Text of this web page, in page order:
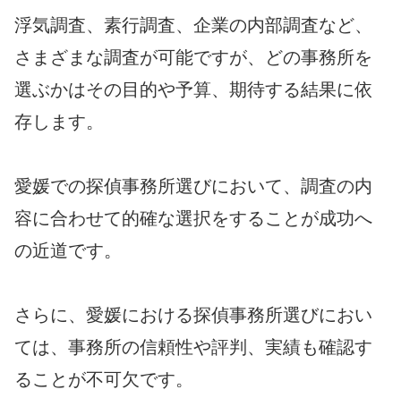
浮気調査、素行調査、企業の内部調査など、
さまざまな調査が可能ですが、どの事務所を
選ぶかはその目的や予算、期待する結果に依
存します。
愛媛での探偵事務所選びにおいて、調査の内
容に合わせて的確な選択をすることが成功へ
の近道です。
さらに、愛媛における探偵事務所選びにおい
ては、事務所の信頼性や評判、実績も確認す
ることが不可欠です。